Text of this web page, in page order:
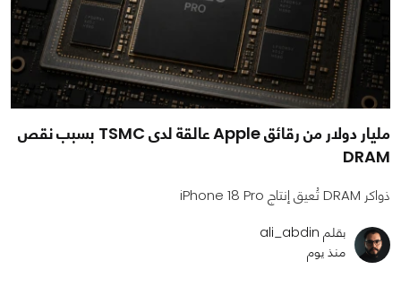
مليار دولار من رقائق Apple عالقة لدى TSMC بسبب نقص
DRAM
ذواكر DRAM تُعيق إنتاج iPhone 18 Pro
بقلم ali_abdin
منذ يوم